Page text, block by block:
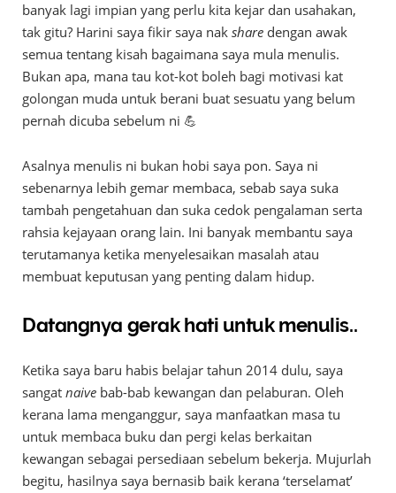
banyak lagi impian yang perlu kita kejar dan usahakan,
tak gitu? Harini saya fikir saya nak share dengan awak
semua tentang kisah bagaimana saya mula menulis.
Bukan apa, mana tau kot-kot boleh bagi motivasi kat
golongan muda untuk berani buat sesuatu yang belum
pernah dicuba sebelum ni 💪
Asalnya menulis ni bukan hobi saya pon. Saya ni
sebenarnya lebih gemar membaca, sebab saya suka
tambah pengetahuan dan suka cedok pengalaman serta
rahsia kejayaan orang lain. Ini banyak membantu saya
terutamanya ketika menyelesaikan masalah atau
membuat keputusan yang penting dalam hidup.
Datangnya gerak hati untuk menulis..
Ketika saya baru habis belajar tahun 2014 dulu, saya
sangat naive bab-bab kewangan dan pelaburan. Oleh
kerana lama menganggur, saya manfaatkan masa tu
untuk membaca buku dan pergi kelas berkaitan
kewangan sebagai persediaan sebelum bekerja. Mujurlah
begitu, hasilnya saya bernasib baik kerana ‘terselamat’